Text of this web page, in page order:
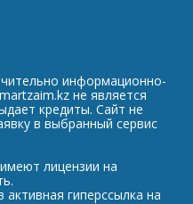
информационно-
не является
кредиты. Сайт не
в выбранный сервис
лицензии на
гиперссылка на